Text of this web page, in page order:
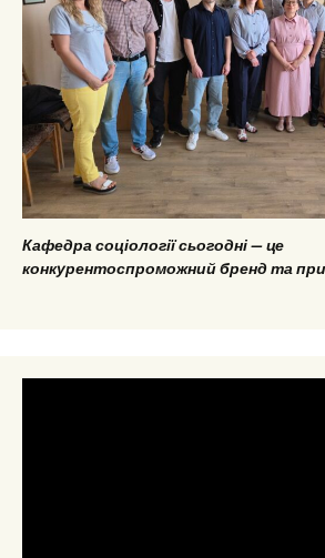
Кафедра соціології сьогодні — це
конкурентоспроможний бренд та